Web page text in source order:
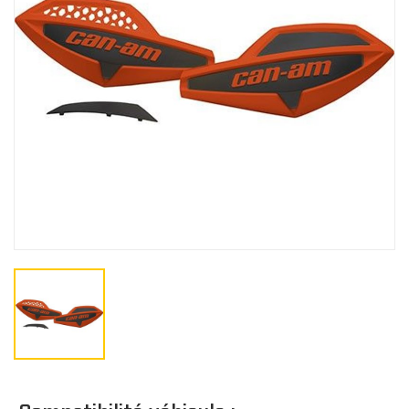
Bâches de remisage
Bâches de remorquage
Bâches de voyage
Bâches extérieure
JUNIOR
Casquette/bonnet